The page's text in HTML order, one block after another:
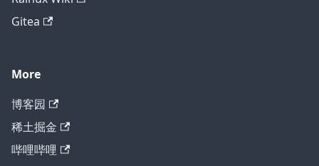
Gitea
More
博客园
稀土掘金
哔哩哔哩